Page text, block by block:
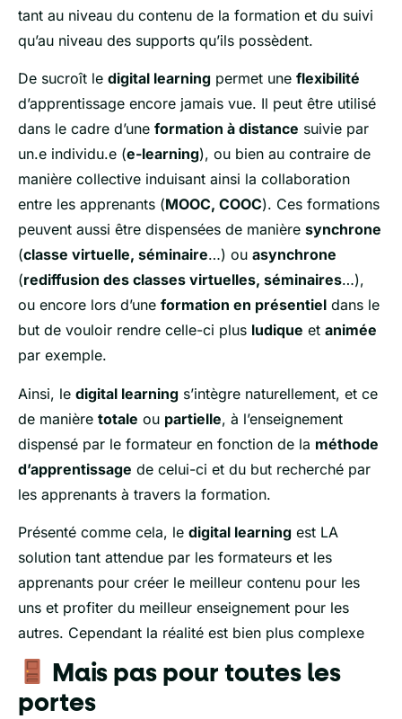
tant au niveau du contenu de la formation et du suivi
qu’au niveau des supports qu’ils possèdent.
De sucroît le digital learning permet une flexibilité
d’apprentissage encore jamais vue. Il peut être utilisé
dans le cadre d’une formation à distance suivie par
un.e individu.e (e-learning), ou bien au contraire de
manière collective induisant ainsi la collaboration
entre les apprenants (MOOC, COOC). Ces formations
peuvent aussi être dispensées de manière synchrone
(classe virtuelle, séminaire…) ou asynchrone
(rediffusion des classes virtuelles, séminaires…),
ou encore lors d’une formation en présentiel dans le
but de vouloir rendre celle-ci plus ludique et animée
par exemple.
Ainsi, le digital learning s’intègre naturellement, et ce
de manière totale ou partielle, à l’enseignement
dispensé par le formateur en fonction de la méthode
d’apprentissage de celui-ci et du but recherché par
les apprenants à travers la formation.
Présenté comme cela, le digital learning est LA
solution tant attendue par les formateurs et les
apprenants pour créer le meilleur contenu pour les
uns et profiter du meilleur enseignement pour les
autres. Cependant la réalité est bien plus complexe
Mais pas pour toutes les
portes